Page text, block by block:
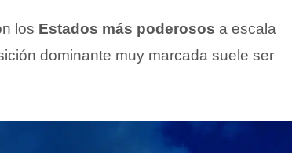
los Estados más poderosos a escala
dominante muy marcada suele ser